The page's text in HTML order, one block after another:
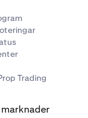
Trading